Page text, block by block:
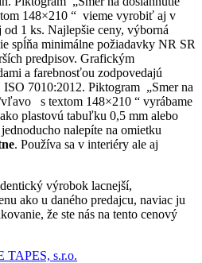
148×210 “ vieme vyrobiť aj v
1 ks. Najlepšie ceny, výborná
spĺňa minimálne požiadavky NR SR
predpisov. Grafickým
a farebnosťou zodpovedajú
7010:2012. Piktogram „Smer na
vľavo s textom 148×210 “ vyrábame
plastovú tabuľku 0,5 mm alebo
nalepíte na omietku
. Používa sa v interiéry ale aj
výrobok lacnejší,
ako u daného predajcu, naviac ju
že ste nás na tento cenový
TAPES, s.r.o.